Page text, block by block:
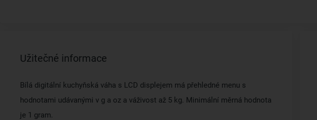
Užitečné informace
Bílá digitální kuchyňská váha s LCD displejem má přehledné menu s
hodnotami udávanými v g a oz a váživost až 5 kg. Minimální měrná hodnota
je 1 gram.